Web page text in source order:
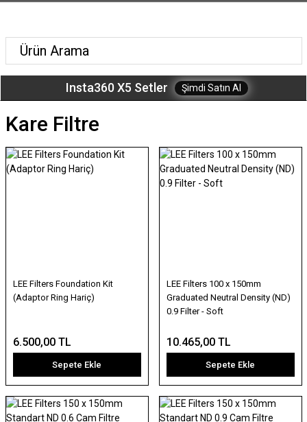
Insta360 X5 Setler Şimdi Satın Al
Kare Filtre
LEE Filters Foundation Kit
(Adaptor Ring Hariç)
6.500,00 TL
Sepete Ekle
LEE Filters 100 x 150mm
Graduated Neutral Density (ND)
0.9 Filter - Soft
10.465,00 TL
Sepete Ekle